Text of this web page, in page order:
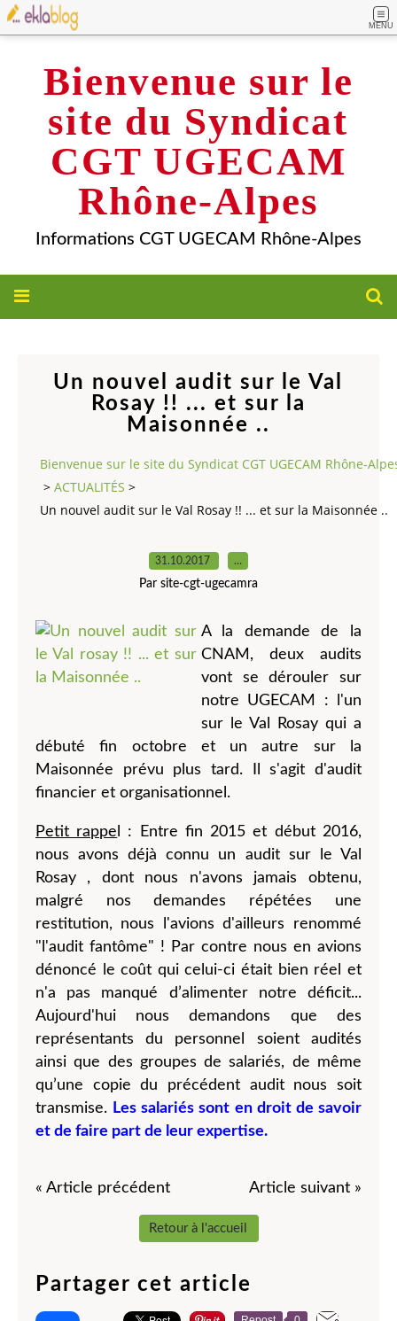
MENU
Bienvenue sur le
site du Syndicat
CGT UGECAM
Rhône-Alpes
Informations CGT UGECAM Rhône-Alpes
Un nouvel audit sur le Val
Rosay !! ... et sur la
Maisonnée ..
Bienvenue sur le site du Syndicat CGT UGECAM Rhône-
> ACTUALITÉS >
Un nouvel audit sur le Val Rosay !! ... et sur la Maisonnée ..
31.10.2017 …
Par site-cgt-ugecamra
A la demande de la
CNAM, deux audits
vont se dérouler sur
notre UGECAM : l'un
sur le Val Rosay qui a
débuté fin octobre et un autre sur la
Maisonnée prévu plus tard. Il s'agit d'audit
financier et organisationnel.
Petit rappe l : Entre fin 2015 et début 2016,
nous avons déjà connu un audit sur le Val
Rosay , dont nous n'avons jamais obtenu,
malgré nos demandes répétées une
restitution, nous l'avions d'ailleurs renommé
"l'audit fantôme" ! Par contre nous en avions
dénoncé le coût qui celui-ci était bien réel et
n'a pas manqué d’alimenter notre déficit...
Aujourd'hui nous demandons que des
représentants du personnel soient audités
ainsi que des groupes de salariés, de même
qu’une copie du précédent audit nous soit
transmise. Les salariés sont en droit de savoir
et de faire part de leur expertise.
« Article précédent Article suivant »
Retour à l'accueil
Partager cet article